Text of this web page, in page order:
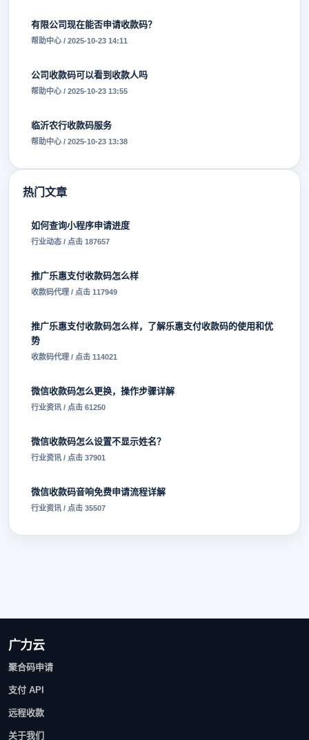
有限公司现在能否申请收款码？
帮助中心 / 2025-10-23 14:11
公司收款码可以看到收款人吗
帮助中心 / 2025-10-23 13:55
临沂农行收款码服务
帮助中心 / 2025-10-23 13:38
热门文章
如何查询小程序申请进度
行业动态 / 点击 187657
推广乐惠支付收款码怎么样
收款码代理 / 点击 117949
推广乐惠支付收款码怎么样，了解乐惠支付收款码的使用和优
势
收款码代理 / 点击 114021
微信收款码怎么更换，操作步骤详解
行业资讯 / 点击 61250
微信收款码怎么设置不显示姓名？
行业资讯 / 点击 37901
微信收款码音响免费申请流程详解
行业资讯 / 点击 35507
广力云
聚合码申请
支付 API
远程收款
关于我们